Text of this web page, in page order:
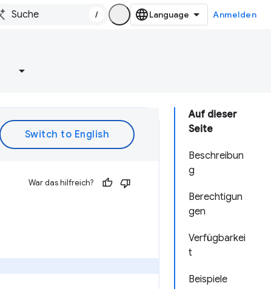
/ Anmelden
Auf dieser
Seite
Beschreibun
g
Berechtigun
gen
Verfügbarkei
t
Beispiele
War das hilfreich?